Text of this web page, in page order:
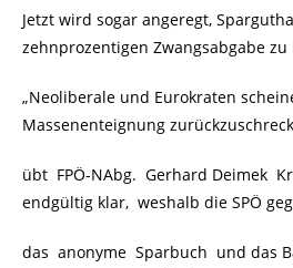
Jetzt wird sogar angeregt,
zehnprozentigen Zwangsabgabe zu
„Neoliberale und Eurokraten
Massenenteignung
übt FPÖ-NAbg. Gerhard Deimek
endgültig klar, weshalb die SPÖ
das anonyme Sparbuch und das